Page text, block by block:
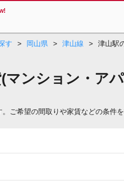
す > 岡山県 > 津山線 > 津山駅
ンション・ア
希望の間取りや家賃などの条件